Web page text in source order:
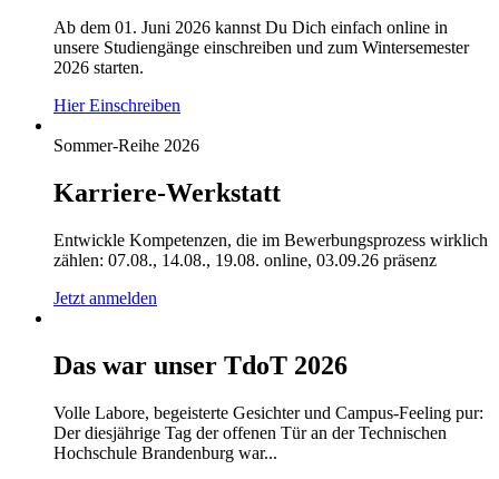
Ab dem 01. Juni 2026 kannst Du Dich einfach online in
unsere Studiengänge einschreiben und zum Wintersemester
2026 starten.
Hier Einschreiben
Sommer-Reihe 2026
Karriere-Werkstatt
Entwickle Kompetenzen, die im Bewerbungsprozess wirklich
zählen: 07.08., 14.08., 19.08. online, 03.09.26 präsenz
Jetzt anmelden
Das war unser TdoT 2026
Volle Labore, begeisterte Gesichter und Campus-Feeling pur:
Der diesjährige Tag der offenen Tür an der Technischen
Hochschule Brandenburg war...